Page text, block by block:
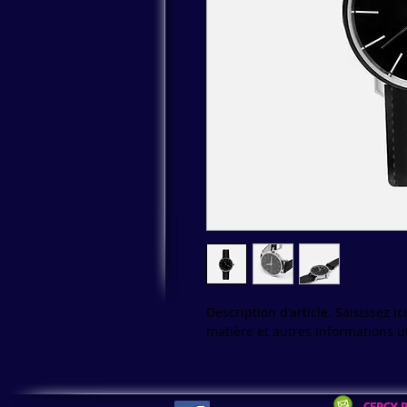
Description d'article. Saisissez
matière et autres informations